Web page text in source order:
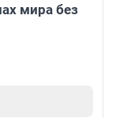
мира без